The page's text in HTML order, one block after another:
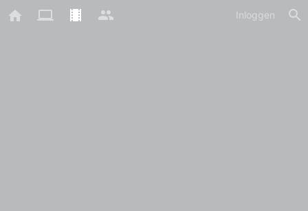
Inloggen